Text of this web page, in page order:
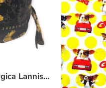
Cuffietta chirurgica Lannister